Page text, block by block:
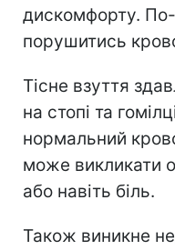
дискомфорту.
порушитись
Тісне взуття
на стопі та
нормальний
може викликати
або навіть біль.
Також виникне